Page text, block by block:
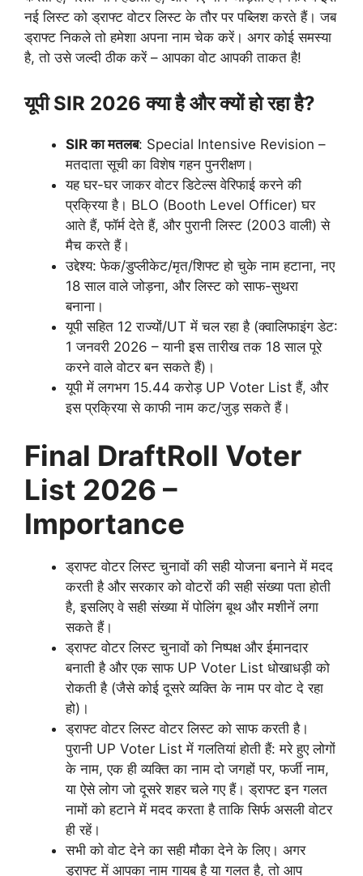
नई लिस्ट को ड्राफ्ट वोटर लिस्ट के तौर पर पब्लिश करते हैं। जब
ड्राफ्ट निकले तो हमेशा अपना नाम चेक करें। अगर कोई समस्या
है, तो उसे जल्दी ठीक करें – आपका वोट आपकी ताकत है!
यूपीSIR 2026क्या है और क्यों हो रहा है?
SIRका मतलब: Special Intensive Revision –
मतदाता सूची का विशेष गहन पुनरीक्षण।
यह घर-घर जाकर वोटर डिटेल्स वेरिफाई करने की
प्रक्रिया है। BLO (Booth Level Officer) घर
आते हैं, फॉर्म देते हैं, और पुरानी लिस्ट (2003 वाली) से
मैच करते हैं।
उद्देश्य: फेक/डुप्लीकेट/मृत/शिफ्ट हो चुके नाम हटाना, नए
18 साल वाले जोड़ना, और लिस्ट को साफ-सुथरा
बनाना।
यूपी सहित 12 राज्यों/UT में चल रहा है (क्वालिफाइंग डेट:
1 जनवरी 2026 – यानी इस तारीख तक 18 साल पूरे
करने वाले वोटर बन सकते हैं)।
यूपी में लगभग 15.44 करोड़ UP Voter List हैं, और
इस प्रक्रिया से काफी नाम कट/जुड़ सकते हैं।
Final DraftRoll Voter
List 2026 –
Importance
ड्राफ्ट वोटर लिस्ट चुनावों की सही योजना बनाने में मदद
करती है और सरकार को वोटरों की सही संख्या पता होती
है, इसलिए वे सही संख्या में पोलिंग बूथ और मशीनें लगा
सकते हैं।
ड्राफ्ट वोटर लिस्ट चुनावों को निष्पक्ष और ईमानदार
बनाती है और एक साफ UP Voter List धोखाधड़ी को
रोकती है (जैसे कोई दूसरे व्यक्ति के नाम पर वोट दे रहा
हो)।
ड्राफ्ट वोटर लिस्ट वोटर लिस्ट को साफ करती है।
पुरानी UP Voter List में गलतियां होती हैं: मरे हुए लोगों
के नाम, एक ही व्यक्ति का नाम दो जगहों पर, फर्जी नाम,
या ऐसे लोग जो दूसरे शहर चले गए हैं। ड्राफ्ट इन गलत
नामों को हटाने में मदद करता है ताकि सिर्फ असली वोटर
ही रहें।
सभी को वोट देने का सही मौका देने के लिए। अगर
ड्राफ्ट में आपका नाम गायब है या गलत है, तो आप